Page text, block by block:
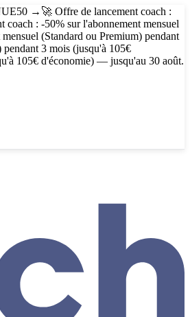
→ 🚀 Offre de lancement coach :
coach : -50% sur l'abonnement mensuel
(Standard ou Premium) pendant
3 mois (jusqu'à 105€
105€ d'économie) — jusqu'au 30 août.